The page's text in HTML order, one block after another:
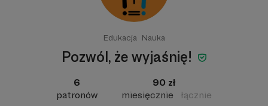
Edukacja Nauka
Pozwól, że wyjaśnię!
6
patronów
90 zł
miesięcznie
łącznie